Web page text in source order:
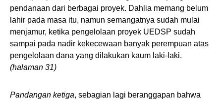
pendanaan dari berbagai proyek. Dahlia memang belum
lahir pada masa itu, namun semangatnya sudah mulai
menjamur, ketika pengelolaan proyek UEDSP sudah
sampai pada nadir kekecewaan banyak perempuan atas
pengelolaan dana yang dilakukan kaum laki-laki.
(halaman 31)
Pandangan ketiga, sebagian lagi beranggapan bahwa